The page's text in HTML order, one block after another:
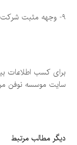
۹- وجهه مثبت شرکت یا بنگاه صاحب اختراع
برای کسب اطلاعات
سایت موسسه نوفن
دیگر مطالب مرتبط